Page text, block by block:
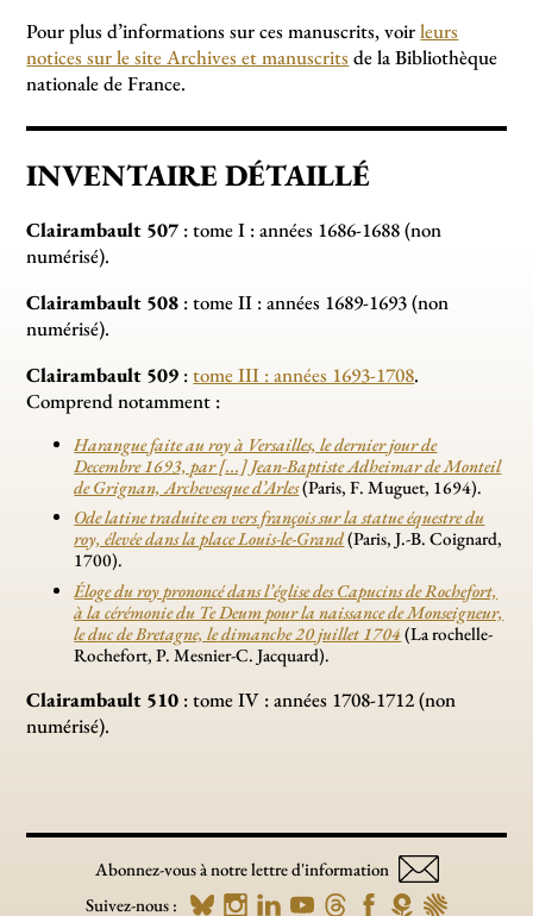
Pour plus d’informations sur ces manuscrits, voirleurs
notices sur le site Archives et manuscrits de la Bibliothèque
nationale de France.
INVENTAIRE DÉTAILLÉ
Clairambault 507 : tome I : années 1686-1688 (non
numérisé).
Clairambault 508 : tome II : années 1689-1693 (non
numérisé).
Clairambault 509 :tome III : années 1693-1708.
Comprend notamment :
Harangue faite au roy à Versailles, le dernier jour de
Decembre 1693, par [...] Jean-Baptiste Adheimar de Monteil
de Grignan, Archevesque d’Arles(Paris, F. Muguet, 1694).
Ode latine traduite en vers françois sur la statue équestre du
roy, élevée dans la place Louis-le-Grand(Paris, J.-B. Coignard,
1700).
Éloge du roy prononcé dans l’église des Capucins de Rochefort,
à la cérémonie du Te Deum pour la naissance de Monseigneur,
le duc de Bretagne, le dimanche 20 juillet 1704(La rochelle-
Rochefort, P. Mesnier-C. Jacquard).
Clairambault 510 : tome IV : années 1708-1712 (non
numérisé).
Abonnez-vous à notre lettre d'information
Suivez-nous :